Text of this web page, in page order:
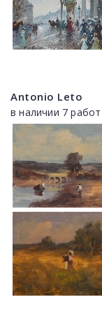
Antonio Leto
в наличии 7 работ